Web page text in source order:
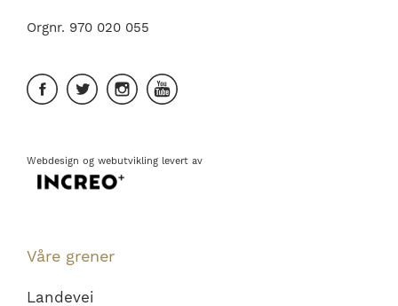
Orgnr. 970 020 055
Webdesign og webutvikling levert av
Våre grener
Landevei